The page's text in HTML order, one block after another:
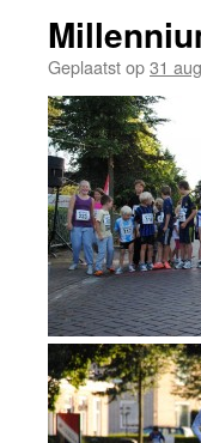
Geplaatst op31